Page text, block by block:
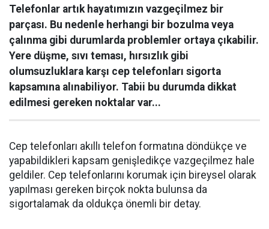
Telefonlar artık hayatımızın vazgeçilmez bir
parçası. Bu nedenle herhangi bir bozulma veya
çalınma gibi durumlarda problemler ortaya çıkabilir.
Yere düşme, sıvı teması, hırsızlık gibi
olumsuzluklara karşı cep telefonları sigorta
kapsamına alınabiliyor. Tabii bu durumda dikkat
edilmesi gereken noktalar var...
Cep telefonları akıllı telefon formatına döndükçe ve
yapabildikleri kapsam genişledikçe vazgeçilmez hale
geldiler. Cep telefonlarını korumak için bireysel olarak
yapılması gereken birçok nokta bulunsa da
sigortalamak da oldukça önemli bir detay.